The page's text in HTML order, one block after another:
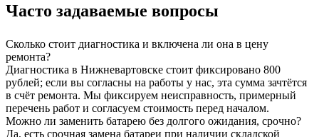
Часто задаваемые вопросы
Сколько стоит диагностика и включена ли она в цену
ремонта?
Диагностика в Нижневартовске стоит фиксировано 800
рублей; если вы согласны на работы у нас, эта сумма зачтётся
в счёт ремонта. Мы фиксируем неисправность, примерный
перечень работ и согласуем стоимость перед началом.
Можно ли заменить батарею без долгого ожидания, срочно?
Да, есть срочная замена батареи при наличии складской